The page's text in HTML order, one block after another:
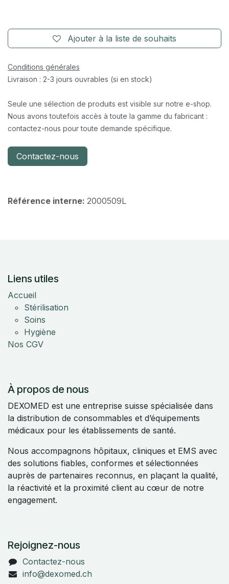
Ajouter à la liste de souhaits
Conditions générales
Livraison : 2-3 jours ouvrables (si en stock)
Seule une sélection de produits est visible sur notre e-shop.
Nous avons toutefois accès à toute la gamme du fabricant :
contactez-nous pour toute demande spécifique.
Contactez-nous
Référence interne: 2000509L
Liens utiles
Accueil
Stérilisation
Soins
Hygiène
Nos CGV
À propos de nous
DEXOMED est une entreprise suisse spécialisée dans
la distribution de consommables et d’équipements
médicaux pour les établissements de santé.
Nous accompagnons hôpitaux, cliniques et EMS avec
des solutions fiables, conformes et sélectionnées
auprès de partenaires reconnus, en plaçant la qualité,
la réactivité et la proximité client au cœur de notre
engagement.
Rejoignez-nous
Contactez-nous
info@dexomed.ch